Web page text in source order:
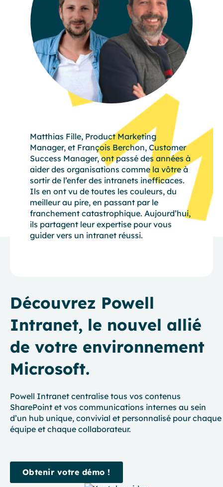
Matthias Fille, Product Marketing
Manager, et François Berchon, Customer
Success Manager, ont passé des années à
aider des organisations comme la vôtre à
sortir de l’enfer des intranets inefficaces.
Ils en ont vu de toutes les couleurs, du
meilleur au pire, en passant par le
franchement catastrophique. Aujourd’hui,
ils partagent leur expertise pour vous
guider vers un intranet réussi.
Découvrez Powell
Intranet, le nouvel allié
de votre environnement
Microsoft.
Powell Intranet centralise tous vos contenus
SharePoint et vos communications internes au sein
d’un hub unique, convivial et personnalisé pour chaque
équipe et chaque collaborateur.
Obtenir votre démo !